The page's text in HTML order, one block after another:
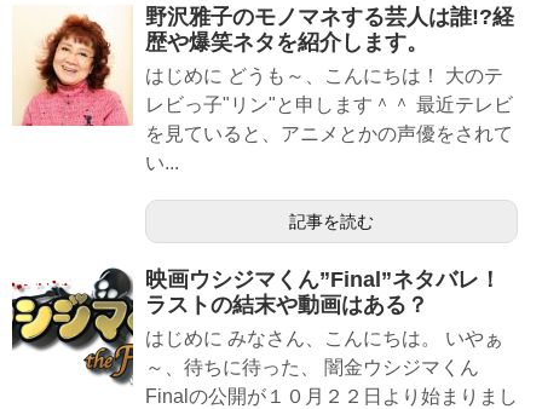
野沢雅子のモノマネする芸人は誰!?経
歴や爆笑ネタを紹介します。
はじめに どうも～、こんにちは！ 大のテ
レビっ子"リン"と申します＾＾ 最近テレビ
を見ていると、アニメとかの声優をされて
い...
記事を読む
映画ウシジマくん”Final”ネタバレ！
ラストの結末や動画はある？
はじめに みなさん、こんにちは。 いやぁ
～、待ちに待った、 闇金ウシジマくん
Finalの公開が１０月２２日より始まりまし